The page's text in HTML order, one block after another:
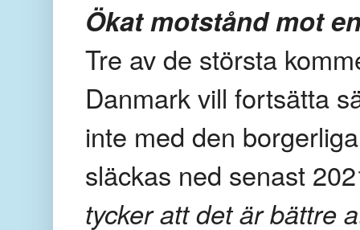
Ökat motstånd mot
Tre av de största
Danmark vill fortsätta
inte med den
släckas ned senast
tycker att det är bättre